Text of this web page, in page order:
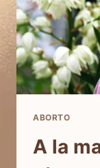
ABORTO
A la